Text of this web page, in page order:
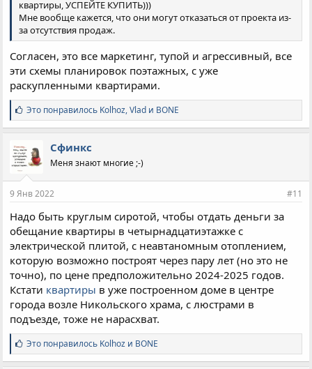
квартиры, УСПЕЙТЕ КУПИТЬ)))
Мне вообще кажется, что они могут отказаться от проекта из-
за отсутствия продаж.
Согласен, это все маркетинг, тупой и агрессивный, все
эти схемы планировок поэтажных, с уже
раскупленными квартирами.
С
и
м
а
т
и
:
Это понравилось Kolhoz,Vlad и BONE
Сфинкс
Меня знают многие ;-)
9 Янв 2022 #11
Надо быть круглым сиротой, чтобы отдать деньги за
обещание квартиры в четырнадцатиэтажке с
электрической плитой, с неавтаномным отоплением,
которую возможно построят через пару лет (но это не
точно), по цене предположительно 2024-2025 годов.
Кстати квартиры в уже построенном доме в центре
города возле Никольского храма, с люстрами в
подъезде, тоже не нарасхват.
С
и
м
Это понравилось Kolhoz и BONE